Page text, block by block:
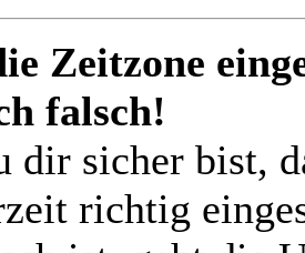
Zeitzone
falsch!
dir sicher bist,
richtig